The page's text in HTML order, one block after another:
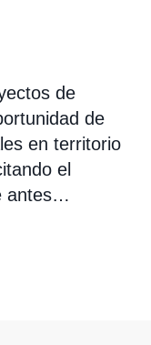
de
de
en territorio
el
antes…